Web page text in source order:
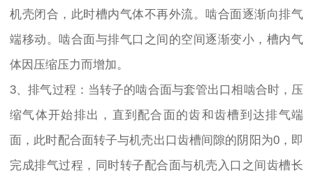
机壳闭合，此时槽内气体不再外流。啮合面逐渐向排气
端移动。啮合面与排气口之间的空间逐渐变小，槽内气
体因压缩压力而增加。
3、排气过程：当转子的啮合面与套管出口相啮合时，压
缩气体开始排出，直到配合面的齿和齿槽到达排气端
面，此时配合面转子与机壳出口齿槽间隙的阴阳为0，即
完成排气过程，同时转子配合面与机壳入口之间齿槽长